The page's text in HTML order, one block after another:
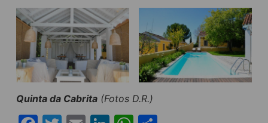
Quinta da Cabrita (Fotos D.R.)